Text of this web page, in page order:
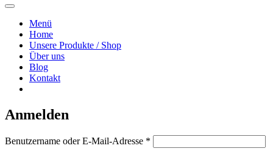
Menü
Home
Unsere Produkte / Shop
Über uns
Blog
Kontakt
Anmelden
Benutzername oder E-Mail-Adresse *